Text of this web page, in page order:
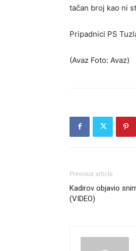
tačan broj kao ni
Pripadnici PS
(Avaz Foto: Avaz)
Previous article
Kadirov objavio
(VIDEO)